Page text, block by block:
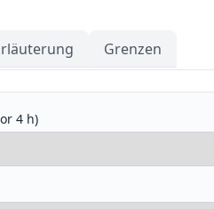
Grenzen
4 h)